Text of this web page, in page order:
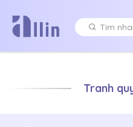
Tranh